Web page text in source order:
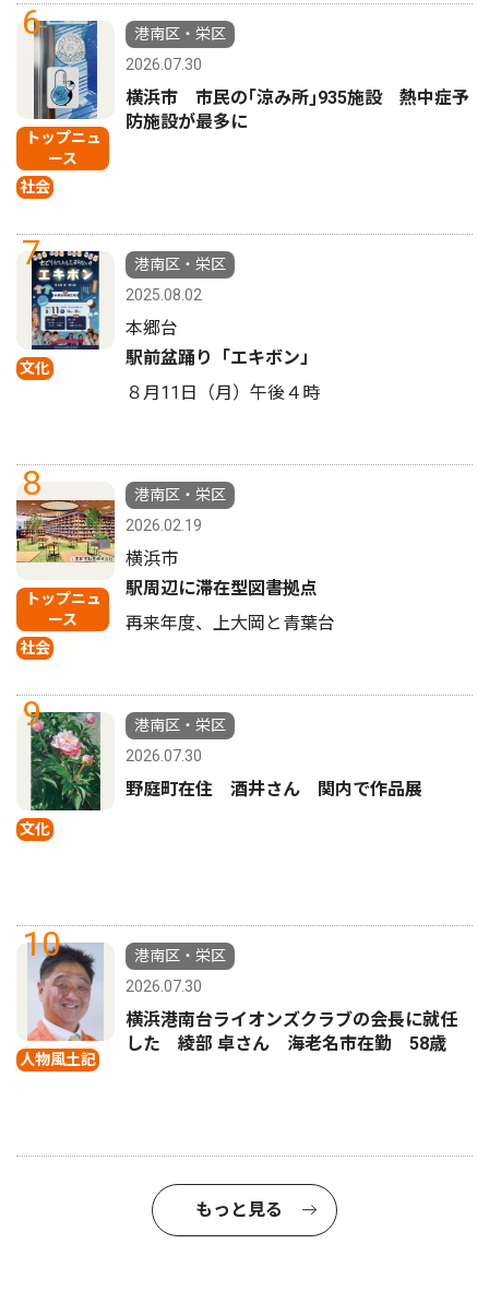
6
トップニュ
ース
社会
港南区・栄区
2026.07.30
横浜市 市民の｢涼み所｣935施設 熱中症予
防施設が最多に
7
文化
港南区・栄区
2025.08.02
本郷台
駅前盆踊り「エキボン」
８月11日（月）午後４時
8
トップニュ
ース
社会
港南区・栄区
2026.02.19
横浜市
駅周辺に滞在型図書拠点
再来年度、上大岡と青葉台
9
文化
港南区・栄区
2026.07.30
野庭町在住 酒井さん 関内で作品展
10
人物風土記
港南区・栄区
2026.07.30
横浜港南台ライオンズクラブの会長に就任
した 綾部 卓さん 海老名市在勤 58歳
もっと見る